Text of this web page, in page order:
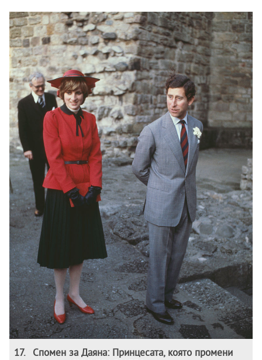
17.
Спомен за Даяна: Принцесата, която промени